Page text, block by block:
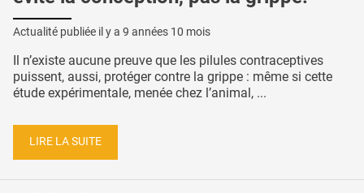
Actualité publiée il y a 9 années 10 mois
Il n’existe aucune preuve que les pilules contraceptives
puissent, aussi, protéger contre la grippe : même si cette
étude expérimentale, menée chez l’animal, ...
LIRE LA SUITE